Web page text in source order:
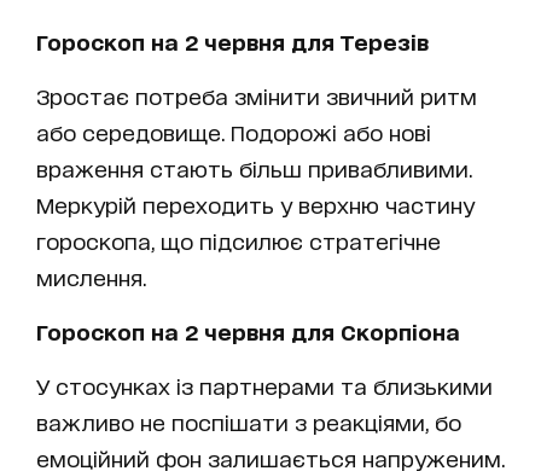
Гороскоп на 2 червня для Терезів
Зростає потреба змінити звичний ритм
або середовище. Подорожі або нові
враження стають більш привабливими.
Меркурій переходить у верхню частину
гороскопа, що підсилює стратегічне
мислення.
Гороскоп на 2 червня для Скорпіона
У стосунках із партнерами та близькими
важливо не поспішати з реакціями, бо
емоційний фон залишається напруженим.